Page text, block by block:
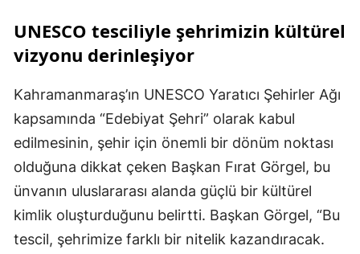
UNESCO tesciliyle şehrimizin kültürel
vizyonu derinleşiyor
Kahramanmaraş’ın UNESCO Yaratıcı Şehirler Ağı
kapsamında “Edebiyat Şehri” olarak kabul
edilmesinin, şehir için önemli bir dönüm noktası
olduğuna dikkat çeken Başkan Fırat Görgel, bu
ünvanın uluslararası alanda güçlü bir kültürel
kimlik oluşturduğunu belirtti. Başkan Görgel, “Bu
tescil, şehrimize farklı bir nitelik kazandıracak.